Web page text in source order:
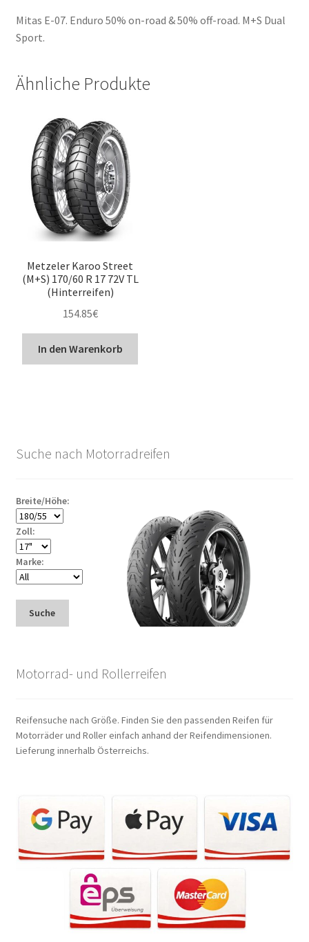
Mitas E-07. Enduro 50% on-road & 50% off-road. M+S Dual
Sport.
Ähnliche Produkte
Metzeler Karoo Street
(M+S) 170/60 R 17 72V TL
(Hinterreifen)
154.85€
In den Warenkorb
Suche nach Motorradreifen
Breite/Höhe:
Zoll:
Marke:
Suche
Motorrad- und Rollerreifen
Reifensuche nach Größe. Finden Sie den passenden Reifen für
Motorräder und Roller einfach anhand der Reifendimensionen.
Lieferung innerhalb Österreichs.